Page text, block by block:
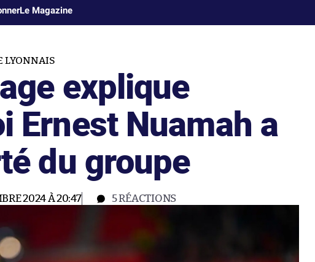
Le Magazine
LYONNAIS
explique
Ernest Nuamah a
du groupe
2024 À 20:47 5RÉACTIONS